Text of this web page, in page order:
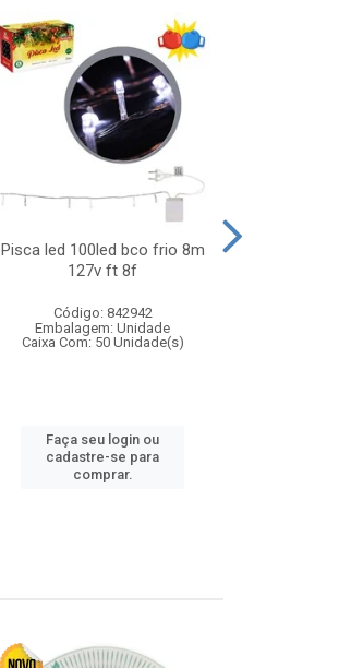
Pisca led 100led bco frio 8m
127v ft 8f
Código: 842942
Embalagem: Unidade
Caixa Com: 50 Unidade(s)
Faça seu login ou
cadastre-se para
comprar.